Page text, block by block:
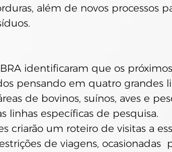
além de novos processos
identificaram que os
pensando em quatro grandes
de bovinos, suínos, aves e
linhas específicas de pesquisa.
criarão um roteiro de visitas a
de viagens, ocasionadas